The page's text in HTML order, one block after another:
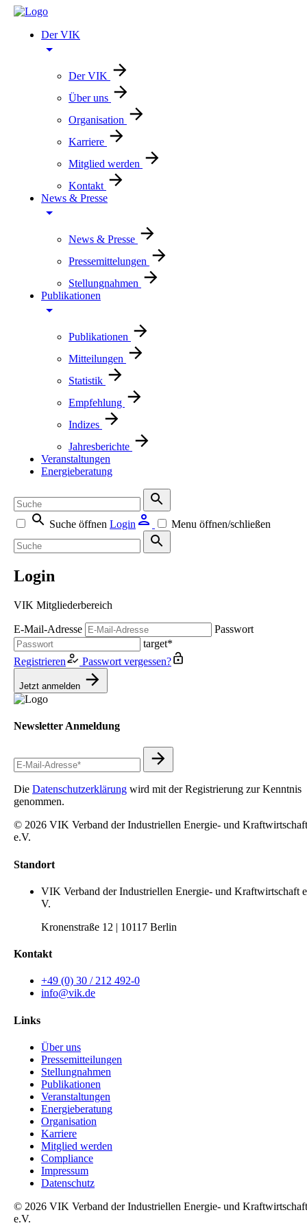
Der VIK
Der VIK
Über uns
Organisation
Karriere
Mitglied werden
Kontakt
News & Presse
News & Presse
Pressemittelungen
Stellungnahmen
Publikationen
Publikationen
Mitteilungen
Statistik
Empfehlung
Indizes
Jahresberichte
Veranstaltungen
Energieberatung
Suche öffnen Login Menu öffnen/schließen
Login
VIK Mitgliederbereich
E-Mail-Adresse
Passwort
target*
Registrieren
Passwort vergessen?
Jetzt anmelden
Newsletter Anmeldung
Die Datenschutzerklärung wird mit der Registrierung zur Kenntnis
genommen.
© 2026 VIK Verband der Industriellen Energie- und Kraftwirtschaft
e.V.
Standort
VIK Verband der Industriellen Energie- und Kraftwirtschaft
V.
Kronenstraße 12 | 10117 Berlin
Kontakt
+49 (0) 30 / 212 492-0
info@vik.de
Links
Über uns
Pressemitteilungen
Stellungnahmen
Publikationen
Veranstaltungen
Energieberatung
Organisation
Karriere
Mitglied werden
Compliance
Impressum
Datenschutz
© 2026 VIK Verband der Industriellen Energie- und Kraftwirtschaft
e.V.